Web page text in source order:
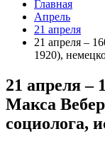
Главная
Апрель
21 апреля
21 апреля –
1920),
21 апреля –
Макса
социолога,